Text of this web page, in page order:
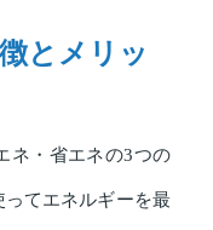
とメリッ
ネ・省エネの3つの
てエネルギーを最